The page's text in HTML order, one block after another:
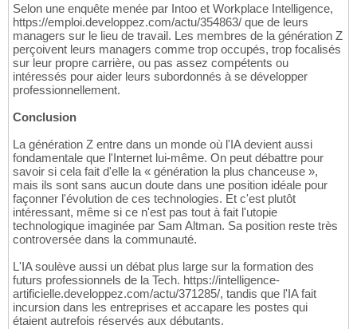
Selon une enquête menée par Intoo et Workplace Intelligence,
https://emploi.developpez.com/actu/354863/ que de leurs
managers sur le lieu de travail. Les membres de la génération Z
perçoivent leurs managers comme trop occupés, trop focalisés
sur leur propre carrière, ou pas assez compétents ou
intéressés pour aider leurs subordonnés à se développer
professionnellement.
Conclusion
La génération Z entre dans un monde où l'IA devient aussi
fondamentale que l'Internet lui-même. On peut débattre pour
savoir si cela fait d'elle la « génération la plus chanceuse »,
mais ils sont sans aucun doute dans une position idéale pour
façonner l'évolution de ces technologies. Et c'est plutôt
intéressant, même si ce n'est pas tout à fait l'utopie
technologique imaginée par Sam Altman. Sa position reste très
controversée dans la communauté.
L'IA soulève aussi un débat plus large sur la formation des
futurs professionnels de la Tech. https://intelligence-
artificielle.developpez.com/actu/371285/, tandis que l'IA fait
incursion dans les entreprises et accapare les postes qui
étaient autrefois réservés aux débutants.